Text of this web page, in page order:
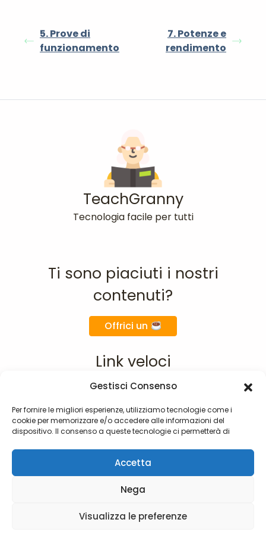
Gestisci Consenso
Per fornire le migliori esperienze, utilizziamo tecnologie come i
cookie per memorizzare e/o accedere alle informazioni del
dispositivo. Il consenso a queste tecnologie ci permetterà di
su questo sito. Non acconsentire o ritirare il consenso può influire
negativamente su alcune caratteristiche e funzioni.
Accetta
Nega
Visualizza le preferenze
5. Prove di
funzionamento
7. Potenze e
rendimento
TeachGranny
Tecnologia facile per tutti
Link veloci
Home
Chi siamo
Materie
Ti sono piaciuti i nostri
contenuti?
Offrici un
©2026 TeachGranny - Made with
@ikkoyeah